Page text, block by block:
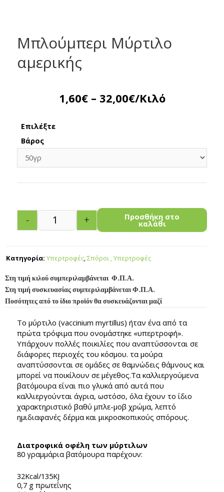
Μπλούμπερι Μύρτιλο
αμερικής
1,60€ – 32,00€/Κιλό
Επιλέξτε
Βάρος
- + Προσθήκη στο
καλάθι
Κατηγορία: Υπερτροφές,Σπόροι , Υπερτροφές
Στη τιμή κιλού συμπεριλαμβάνεται Φ.Π.Α.
Στη τιμή συσκευασίας συμπεριλαμβάνεται Φ.Π.Α.
Ποσότητες από το ίδιο προϊόν θα συσκευάζονται μαζί
Το μύρτιλο (vaccinium myrtillus) ήταν ένα από τα
πρώτα τρόφιμα που ονομάστηκε «υπερτροφή».
Υπάρχουν πολλές ποικιλίες που αναπτύσσονται σε
διάφορες περιοχές του κόσμου. τα μούρα
αναπτύσσονται σε ομάδες σε θαμνώδεις θάμνους και
μπορεί να ποικίλουν σε μέγεθος.Τα καλλιεργούμενα
βατόμουρα είναι πιο γλυκά από αυτά που
καλλιεργούνται άγρια, ωστόσο, όλα έχουν το ίδιο
χαρακτηριστικό βαθύ μπλε-μοβ χρώμα, λεπτό
ημιδιαφανές δέρμα και μικροσκοπικούς σπόρους.
Διατροφικά οφέλη των μύρτιλων
80 γραμμάρια βατόμουρα παρέχουν:
32Kcal/135KJ
0,7 g πρωτεΐνης